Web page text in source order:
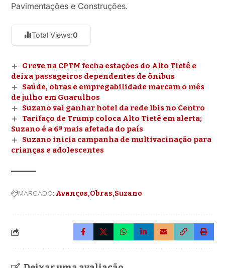
Pavimentações e Construções.
Total Views:0
Greve na CPTM fecha estações do Alto Tietê e
deixa passageiros dependentes de ônibus
Saúde, obras e empregabilidade marcam o mês
de julho em Guarulhos
Suzano vai ganhar hotel da rede Ibis no Centro
Tarifaço de Trump coloca Alto Tietê em alerta;
Suzano é a 6ª mais afetada do país
Suzano inicia campanha de multivacinação para
crianças e adolescentes
MARCADO: Avanços Obras Suzano